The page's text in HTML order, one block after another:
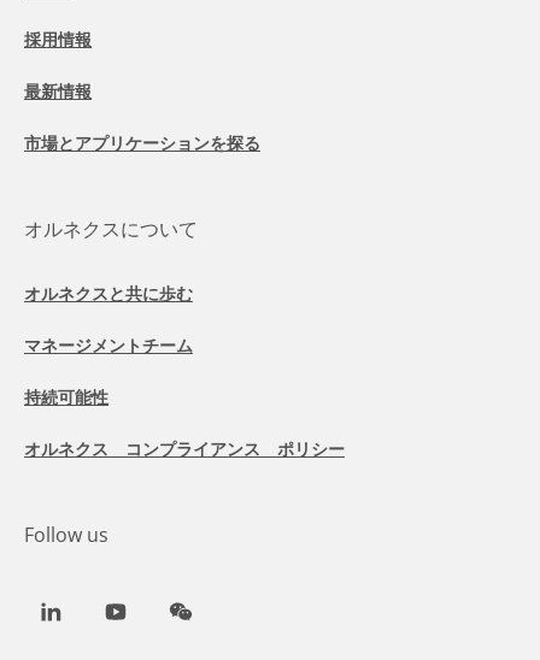
採用情報
最新情報
市場とアプリケーションを探る
オルネクスについて
オルネクスと共に歩む
マネージメントチーム
持続可能性
オルネクス コンプライアンス ポリシー
Follow us
LinkedInYoutubeWeChat